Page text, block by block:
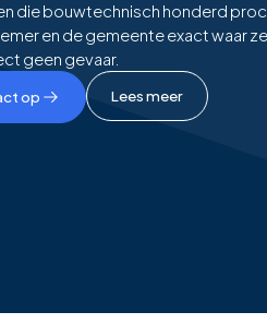
die bouwtechnisch honderd
en de gemeente exact waar
geen gevaar.
op Lees meer